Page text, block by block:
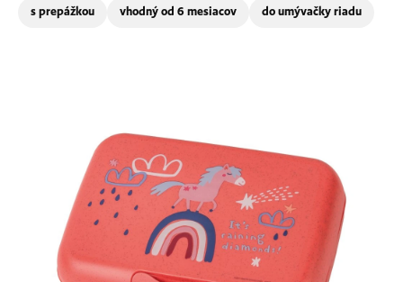
s prepážkou vhodný od 6 mesiacov do umývačky riadu